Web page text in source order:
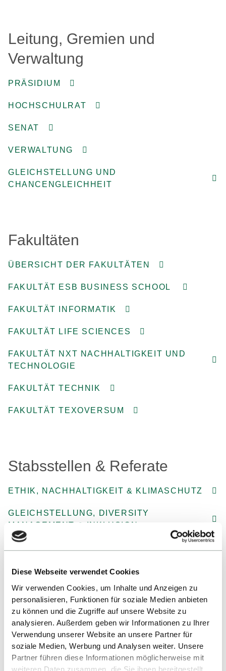
Diese Webseite verwendet Cookies
Wir verwenden Cookies, um Inhalte und Anzeigen zu
personalisieren, Funktionen für soziale Medien anbieten
zu können und die Zugriffe auf unsere Website zu
analysieren. Außerdem geben wir Informationen zu Ihrer
Verwendung unserer Website an unsere Partner für
soziale Medien, Werbung und Analysen weiter. Unsere
Partner führen diese Informationen möglicherweise mit
weiteren Daten zusammen, die Sie ihnen bereitgestellt
Leitung, Gremien und
Verwaltung
PRÄSIDIUM
HOCHSCHULRAT
SENAT
VERWALTUNG
GLEICHSTELLUNG UND
CHANCENGLEICHHEIT
Fakultäten
ÜBERSICHT DER FAKULTÄTEN
FAKULTÄT ESB BUSINESS SCHOOL
FAKULTÄT INFORMATIK
FAKULTÄT LIFE SCIENCES
FAKULTÄT NXT NACHHALTIGKEIT UND
TECHNOLOGIE
FAKULTÄT TECHNIK
FAKULTÄT TEXOVERSUM
Stabsstellen & Referate
ETHIK, NACHHALTIGKEIT & KLIMASCHUTZ
GLEICHSTELLUNG, DIVERSITY
MANAGEMENT & INKLUSION
QUALITÄT IN STUDIUM & LEHRE
REUTLINGER LEHRZENTRUM
GRUNDLAGEN
Zentrale Einrichtungen